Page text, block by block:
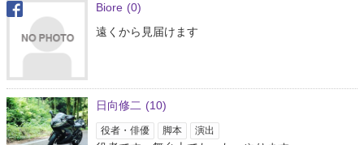
Biore (0)
遠くから見届けます
日向修二 (10)
役者・俳優 脚本 演出